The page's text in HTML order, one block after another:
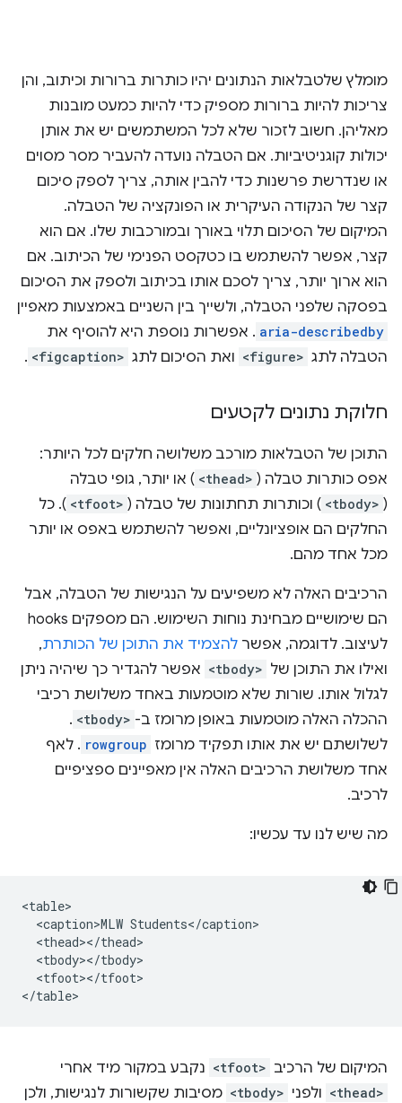
מומלץ שלטבלאות הנתונים יהיו כותרות ברורות וכיתוב, והן
צריכות להיות ברורות מספיק כדי להיות כמעט מובנות
מאליהן. חשוב לזכור שלא לכל המשתמשים יש את אותן
יכולות קוגניטיביות. אם הטבלה נועדה להעביר מסר מסוים
או שנדרשת פרשנות כדי להבין אותה, צריך לספק סיכום
קצר של הנקודה העיקרית או הפונקציה של הטבלה.
המיקום של הסיכום תלוי באורך ובמורכבות שלו. אם הוא
קצר, אפשר להשתמש בו כטקסט הפנימי של הכיתוב. אם
הוא ארוך יותר, צריך לסכם אותו בכיתוב ולספק את הסיכום
בפסקה שלפני הטבלה, ולשייך בין השניים באמצעות מאפיין
aria-describedby . אפשרות נוספת היא להוסיף את
הטבלה לתג <figure> ואת הסיכום לתג <figcaption>
.
חלוקת נתונים לקטעים
התוכן של הטבלאות מורכב משלושה חלקים לכל היותר:
אפס כותרות טבלה ( <thead> ) או יותר, גופי טבלה
(
<tbody> ) וכותרות תחתונות של טבלה ( <tfoot> ). כל
החלקים הם אופציונליים, ואפשר להשתמש באפס או יותר
מכל אחד מהם.
הרכיבים האלה לא משפיעים על הנגישות של הטבלה, אבל
הם שימושיים מבחינת נוחות השימוש. הם מספקים hooks
לעיצוב. לדוגמה, אפשר להצמיד את התוכן של הכותרת,
ואילו את התוכן של <tbody> אפשר להגדיר כך שיהיה ניתן
לגלול אותו. שורות שלא מוטמעות באחד משלושת רכיבי
ההכלה האלה מוטמעות באופן מרומז ב- <tbody>
.
לשלושתם יש את אותו תפקיד מרומז rowgroup . לאף
אחד משלושת הרכיבים האלה אין מאפיינים ספציפיים
לרכיב.
מה שיש לנו עד עכשיו:
<table>
  <caption>MLW Students</caption>
  <thead></thead>
  <tbody></tbody>
  <tfoot></tfoot>
המיקום של הרכיב <tfoot> נקבע במקור מיד אחרי
<thead> ולפני <tbody> מסיבות שקשורות לנגישות, ולכן